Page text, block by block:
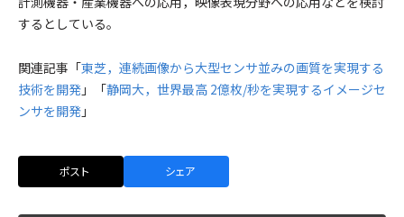
するとしている。
関連記事「東芝，連続画像から大型センサ並みの画質を実現する
技術を開発 」「静岡大，世界最高 2億枚/秒を実現するイメージセ
ンサを開発 」
ポスト シェア